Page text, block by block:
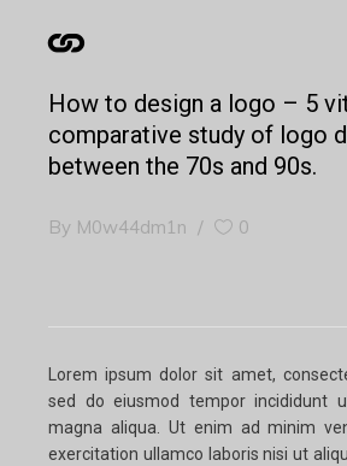
How to design a logo – 5
comparative study of logo
between the 70s and 90s.
By M0w44dm1n 0
Lorem ipsum dolor sit amet,
sed do eiusmod tempor incididunt
magna aliqua. Ut enim ad minim
exercitation ullamco laboris nisi ut